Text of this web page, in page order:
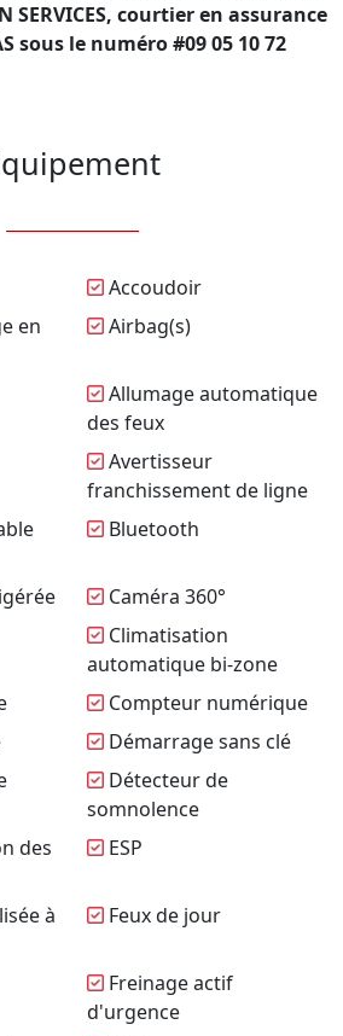
SERVICES, courtier en assurance
sous le numéro #09 05 10 72
Accoudoir
en
Airbag(s)
Allumage automatique
des feux
Avertisseur
franchissement de ligne
Bluetooth
Caméra 360°
Climatisation
automatique bi-zone
Compteur numérique
Démarrage sans clé
Détecteur de
somnolence
des
ESP
à
Feux de jour
Freinage actif
d'urgence